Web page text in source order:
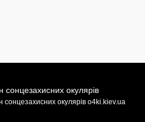
окулярів o4ki.kiev.ua